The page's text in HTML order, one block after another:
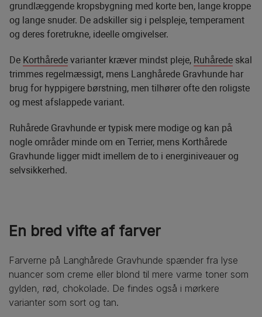
grundlæggende kropsbygning med korte ben, lange kroppe
og lange snuder. De adskiller sig i pelspleje, temperament
og deres foretrukne, ideelle omgivelser.
De Korthårede varianter kræver mindst pleje, Ruhårede skal
trimmes regelmæssigt, mens Langhårede Gravhunde har
brug for hyppigere børstning, men tilhører ofte den roligste
og mest afslappede variant.
Ruhårede Gravhunde er typisk mere modige og kan på
nogle områder minde om en Terrier, mens Korthårede
Gravhunde ligger midt imellem de to i energiniveauer og
selvsikkerhed.
En bred vifte af farver
Farverne på Langhårede Gravhunde spænder fra lyse
nuancer som creme eller blond til mere varme toner som
gylden, rød, chokolade. De findes også i mørkere
varianter som sort og tan.